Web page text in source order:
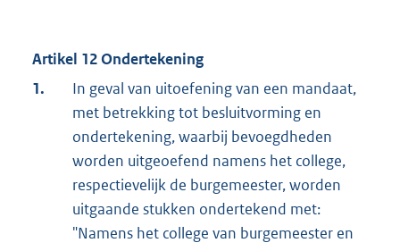
Artikel 12 Ondertekening
1.
In geval van uitoefening van een mandaat,
met betrekking tot besluitvorming en
ondertekening, waarbij bevoegdheden
worden uitgeoefend namens het college,
respectievelijk de burgemeester, worden
uitgaande stukken ondertekend met:
"Namens het college van burgemeester en